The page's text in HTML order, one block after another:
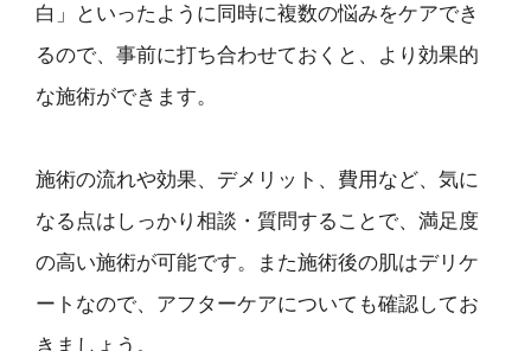
白」といったように同時に複数の悩みをケアでき
るので、事前に打ち合わせておくと、より効果的
な施術ができます。
施術の流れや効果、デメリット、費用など、気に
なる点はしっかり相談・質問することで、満足度
の高い施術が可能です。また施術後の肌はデリケ
ートなので、アフターケアについても確認してお
きましょう。